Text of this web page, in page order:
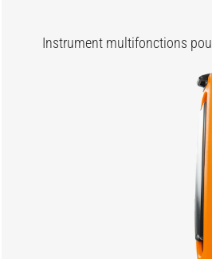
Instrument multifonctions